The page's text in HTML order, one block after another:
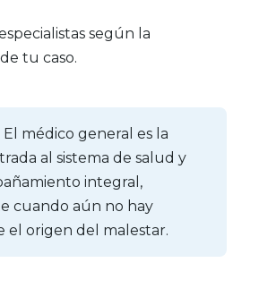
según la
tu caso.
El médico general es la
al sistema de salud y
integral,
cuando aún no hay
el origen del malestar.